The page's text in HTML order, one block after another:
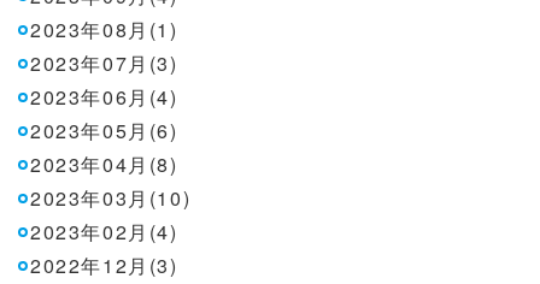
2023年08月(1)
2023年07月(3)
2023年06月(4)
2023年05月(6)
2023年04月(8)
2023年03月(10)
2023年02月(4)
2022年12月(3)